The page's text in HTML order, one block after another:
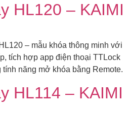
HL120 – KAIMI
– mẫu khóa thông minh với
tích hợp app điện thoại TTLock
tính năng mở khóa bằng Remote.
HL114 – KAIMI